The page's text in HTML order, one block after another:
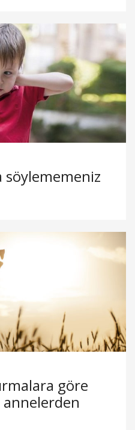
söylememeniz
göre
annelerden